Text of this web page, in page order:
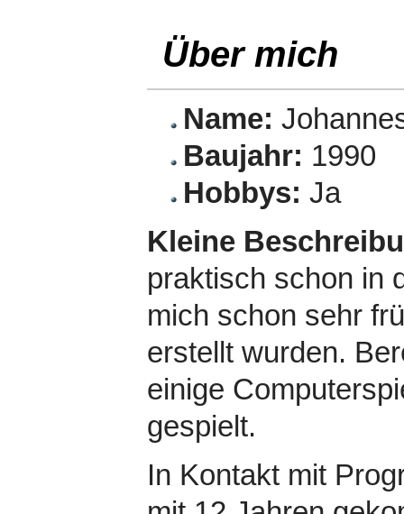
Über mich
Name:
Baujahr: 1990
Hobbys: Ja
Kleine
praktisch schon in
mich schon sehr
erstellt wurden.
einige
gespielt.
In Kontakt mit